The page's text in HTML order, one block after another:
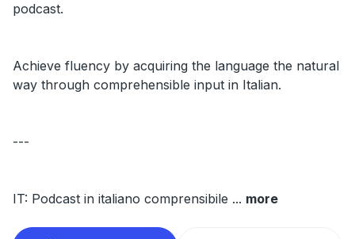
podcast.
Achieve fluency by acquiring the language the natural
way through comprehensible input in Italian.
---
IT: Podcast in italiano comprensibile ... more